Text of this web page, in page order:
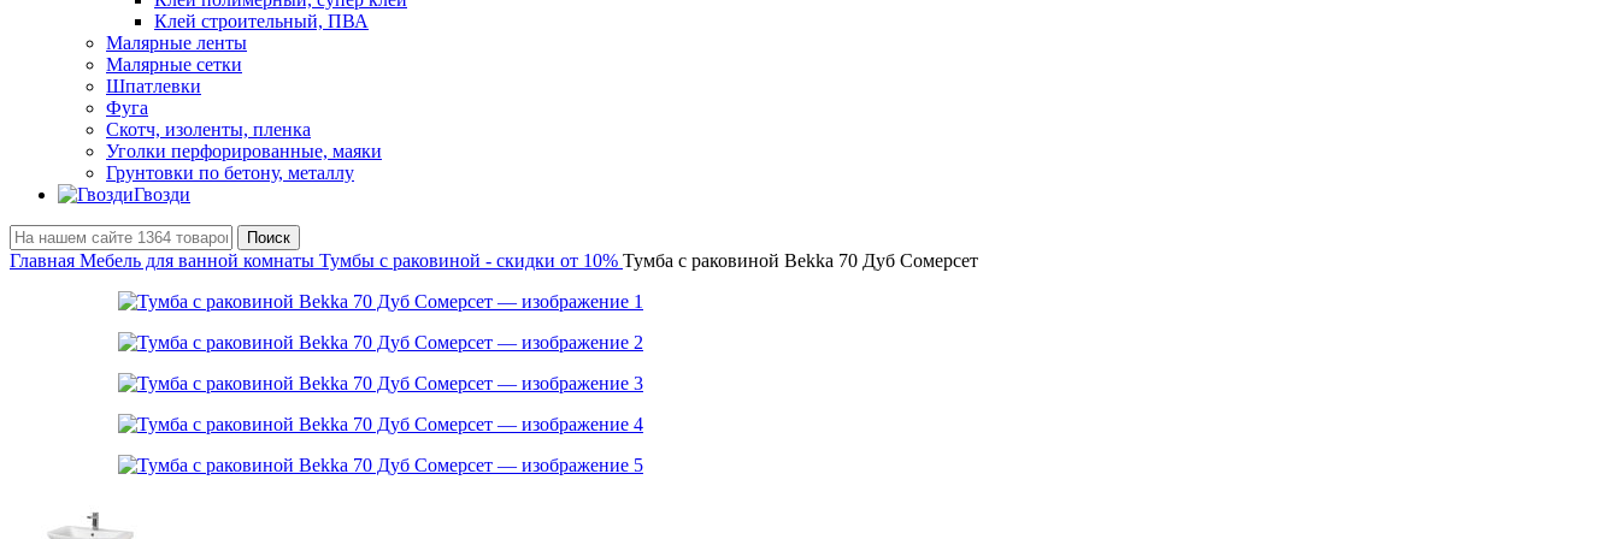
Клей строительный, ПВА
Малярные ленты
Малярные сетки
Шпатлевки
Фуга
Скотч, изоленты, пленка
Уголки перфорированные, маяки
Грунтовки по бетону, металлу
Гвозди
Поиск
Главная Мебель для ванной комнаты Тумбы с раковиной - скидки от 10% Тумба с раковиной Bekka 70 Дуб Сомерсет